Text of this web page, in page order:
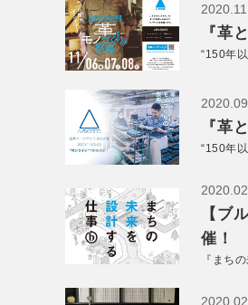
『革
“150年
『革
“150年
【ブ
催！
『まち